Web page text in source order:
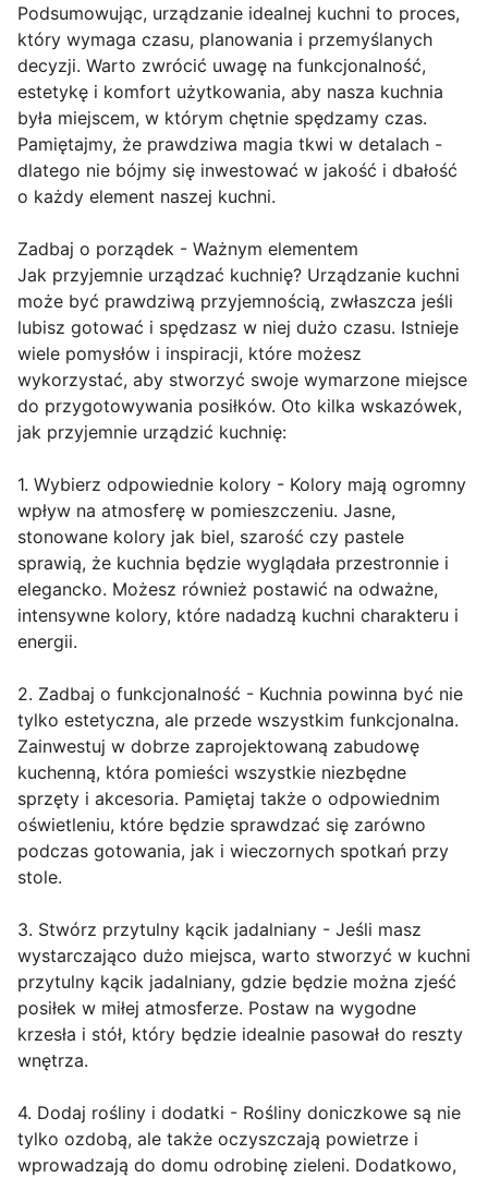
Podsumowując, urządzanie idealnej kuchni to proces,
który wymaga czasu, planowania i przemyślanych
decyzji. Warto zwrócić uwagę na funkcjonalność,
estetykę i komfort użytkowania, aby nasza kuchnia
była miejscem, w którym chętnie spędzamy czas.
Pamiętajmy, że prawdziwa magia tkwi w detalach -
dlatego nie bójmy się inwestować w jakość i dbałość
o każdy element naszej kuchni.
Zadbaj o porządek - Ważnym elementem
Jak przyjemnie urządzać kuchnię? Urządzanie kuchni
może być prawdziwą przyjemnością, zwłaszcza jeśli
lubisz gotować i spędzasz w niej dużo czasu. Istnieje
wiele pomysłów i inspiracji, które możesz
wykorzystać, aby stworzyć swoje wymarzone miejsce
do przygotowywania posiłków. Oto kilka wskazówek,
jak przyjemnie urządzić kuchnię:
1. Wybierz odpowiednie kolory - Kolory mają ogromny
wpływ na atmosferę w pomieszczeniu. Jasne,
stonowane kolory jak biel, szarość czy pastele
sprawią, że kuchnia będzie wyglądała przestronnie i
elegancko. Możesz również postawić na odważne,
intensywne kolory, które nadadzą kuchni charakteru i
energii.
2. Zadbaj o funkcjonalność - Kuchnia powinna być nie
tylko estetyczna, ale przede wszystkim funkcjonalna.
Zainwestuj w dobrze zaprojektowaną zabudowę
kuchenną, która pomieści wszystkie niezbędne
sprzęty i akcesoria. Pamiętaj także o odpowiednim
oświetleniu, które będzie sprawdzać się zarówno
podczas gotowania, jak i wieczornych spotkań przy
stole.
3. Stwórz przytulny kącik jadalniany - Jeśli masz
wystarczająco dużo miejsca, warto stworzyć w kuchni
przytulny kącik jadalniany, gdzie będzie można zjeść
posiłek w miłej atmosferze. Postaw na wygodne
krzesła i stół, który będzie idealnie pasował do reszty
wnętrza.
4. Dodaj rośliny i dodatki - Rośliny doniczkowe są nie
tylko ozdobą, ale także oczyszczają powietrze i
wprowadzają do domu odrobinę zieleni. Dodatkowo,